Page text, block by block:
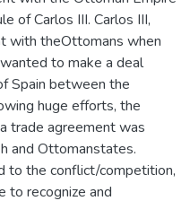
of Carlos III. Carlos III,
with theOttomans when
to make a deal
Spain between the
huge efforts, the
trade agreement was
and Ottomanstates.
to the conflict/competition,
to recognize and